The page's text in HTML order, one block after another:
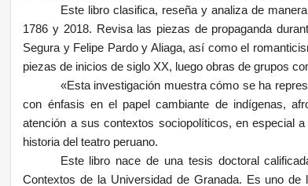
Este libro clasifica, reseña y analiza de
1786 y 2018. Revisa las piezas de propaganda
Segura y Felipe Pardo y Aliaga, así como el
piezas de inicios de siglo XX, luego obras de grupos
«Esta investigación muestra cómo se ha
con énfasis en el papel cambiante de indígenas,
atención a sus contextos sociopolíticos, en especial
historia del teatro peruano.
Este libro nace de una tesis doctoral
Contextos de la Universidad de Granada. Es uno